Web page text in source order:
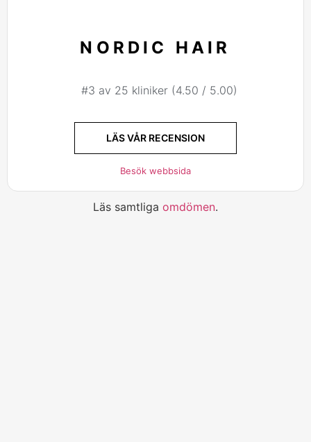
NORDIC HAIR
#3 av 25 kliniker (4.50 / 5.00)
LÄS VÅR RECENSION
Besök webbsida
Läs samtliga omdömen.